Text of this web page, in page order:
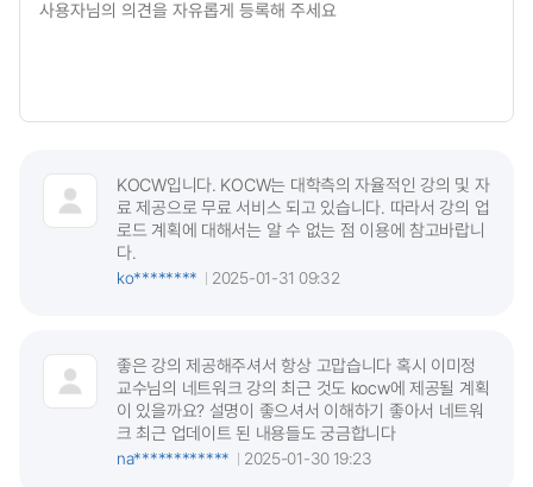
KOCW입니다. KOCW는 대학측의 자율적인 강의 및 자
료 제공으로 무료 서비스 되고 있습니다. 따라서 강의 업
로드 계획에 대해서는 알 수 없는 점 이용에 참고바랍니
다.
ko********
2025-01-31 09:32
좋은 강의 제공해주셔서 항상 고맙습니다 혹시 이미정
교수님의 네트워크 강의 최근 것도 kocw에 제공될 계획
이 있을까요? 설명이 좋으셔서 이해하기 좋아서 네트워
크 최근 업데이트 된 내용들도 궁금합니다
na************
2025-01-30 19:23